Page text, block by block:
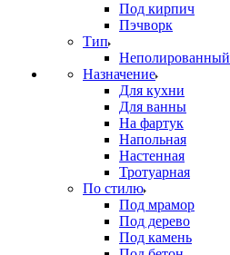
Под кирпич
Пэчворк
Тип
Неполированный
Назначение
Для кухни
Для ванны
На фартук
Напольная
Настенная
Тротуарная
По стилю
Под мрамор
Под дерево
Под камень